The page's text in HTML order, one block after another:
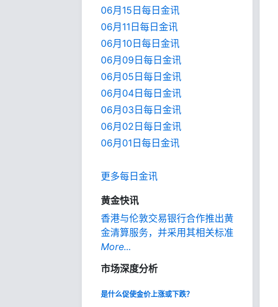
06月15日每日金讯
06月11日每日金讯
06月10日每日金讯
06月09日每日金讯
06月05日每日金讯
06月04日每日金讯
06月03日每日金讯
06月02日每日金讯
06月01日每日金讯
更多每日金讯
黄金快讯
香港与伦敦交易银行合作推出黄
金清算服务，并采用其相关标准
More...
市场深度分析
是什么促使金价上涨或下跌？